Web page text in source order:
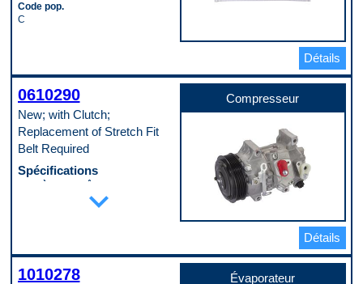
Code pop.
C
Détails
0610290
New; with Clutch;
Replacement of Stretch Fit
Belt Required
Spécifications
Diamètre de lèvre de poulie
d’aspiration
expand_more
Compresseur
Détails
1010278 Évaporateur